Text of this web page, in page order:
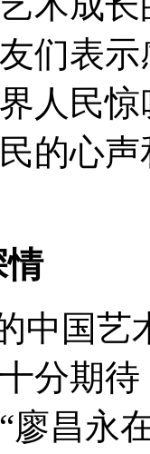
们表
人民
的心
情
中国艺
分期
廖昌永